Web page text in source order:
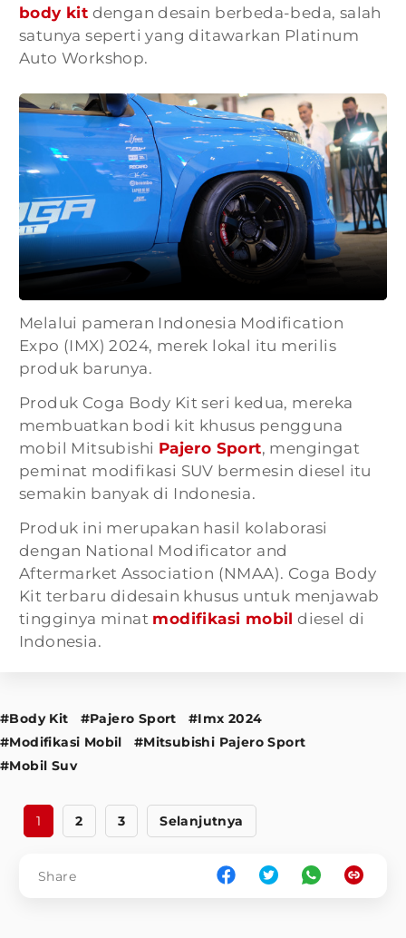
body kit dengan desain berbeda-beda, salah
satunya seperti yang ditawarkan Platinum
Auto Workshop.
Melalui pameran Indonesia Modification
Expo (IMX) 2024, merek lokal itu merilis
produk barunya.
Produk Coga Body Kit seri kedua, mereka
membuatkan bodi kit khusus pengguna
mobil Mitsubishi Pajero Sport, mengingat
peminat modifikasi SUV bermesin diesel itu
semakin banyak di Indonesia.
Produk ini merupakan hasil kolaborasi
dengan National Modificator and
Aftermarket Association (NMAA). Coga Body
Kit terbaru didesain khusus untuk menjawab
tingginya minat modifikasi mobil diesel di
Indonesia.
#Body Kit #Pajero Sport
#Imx 2024
#Modifikasi Mobil
#Mitsubishi Pajero Sport
#Mobil Suv
1 2 3 Selanjutnya
Share